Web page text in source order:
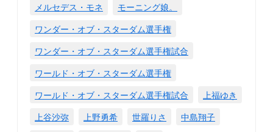
メルセデス・モネ
モーニング娘。
ワンダー・オブ・スターダム選手権
ワンダー・オブ・スターダム選手権試合
ワールド・オブ・スターダム選手権
ワールド・オブ・スターダム選手権試合
上福ゆき
上谷沙弥
上野勇希 世羅りさ
中島翔子